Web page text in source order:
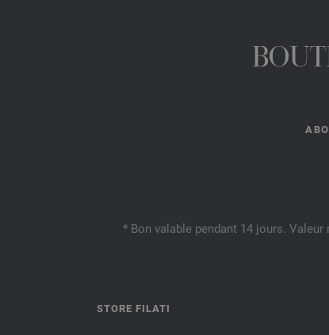
* Bon valable pendant 14 jours.
STORE FILATI